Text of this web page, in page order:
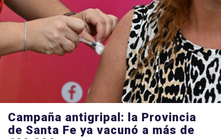
Campaña antigripal: la Provincia
de Santa Fe ya vacunó a más de